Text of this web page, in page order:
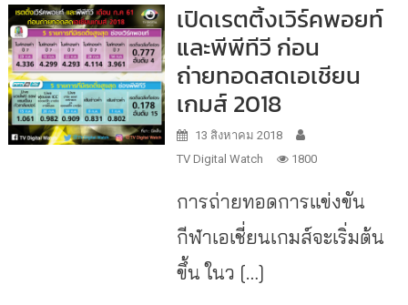
เปิดเรตติ้งเวิร์คพอยท์
และพีพีทีวี ก่อน
ถ่ายทอดสดเอเชียน
เกมส์ 2018
13 สิงหาคม 2018
TV Digital Watch
1800
การถ่ายทอดการแข่งขัน
กีฬาเอเชี่ยนเกมส์จะเริ่มต้น
ขึ้น ในว […]